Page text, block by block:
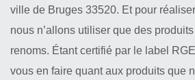
ville de Bruges 33520. Et pour
nous n’allons utiliser que des
renoms. Étant certifié par le label
vous en faire quant aux produits que